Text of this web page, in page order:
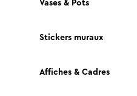
Vases & Pots
Stickers muraux
Affiches & Cadres